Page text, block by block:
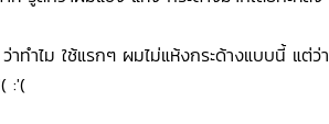
าทำไม ใช้แรกๆ ผมไม่แห้งกระด้างแบบนี้ แต่ว่า
:'(